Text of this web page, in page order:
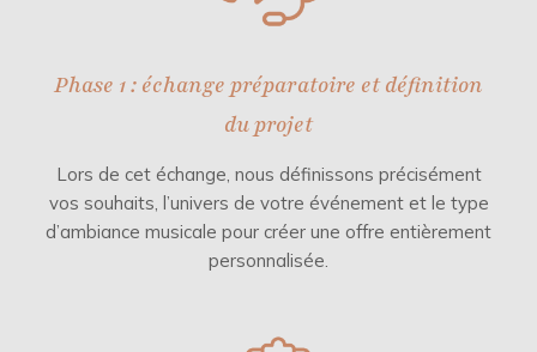
Phase 1 : échange préparatoire et définition
du projet
Lors de cet échange, nous définissons précisément
vos souhaits, l’univers de votre événement et le type
d’ambiance musicale pour créer une offre entièrement
personnalisée.